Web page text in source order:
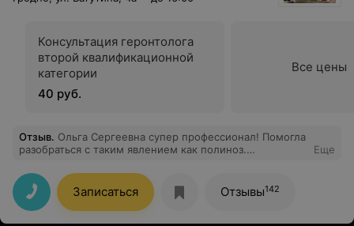
Консультация геронтолога
второй квалификационной
категории
40 руб.
Все цены
Отзыв. Ольга Сергеевна супер профессионал! Помогла
разобраться с таким явлением как полиноз.
благодарность )
Еще
Записаться Отзывы142